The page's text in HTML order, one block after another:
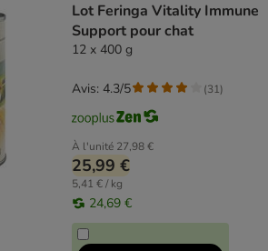
Lot Feringa Vitality Immune
Support pour chat
12 x 400 g
À l'unité 27,98 €
25,99 €
5,41 € / kg
24,69 €
Avis: 4.3/5 (31)